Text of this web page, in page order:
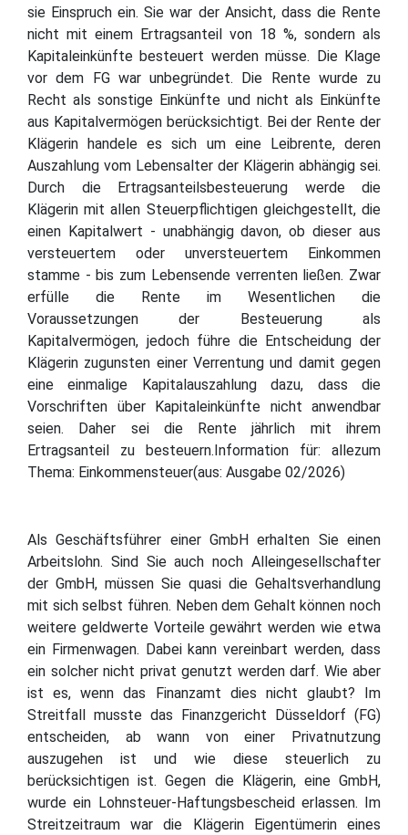
sie Einspruch ein. Sie war der Ansicht, dass die Rente
nicht mit einem Ertragsanteil von 18 %, sondern als
Kapitaleinkünfte besteuert werden müsse. Die Klage
vor dem FG war unbegründet. Die Rente wurde zu
Recht als sonstige Einkünfte und nicht als Einkünfte
aus Kapitalvermögen berücksichtigt. Bei der Rente der
Klägerin handele es sich um eine Leibrente, deren
Auszahlung vom Lebensalter der Klägerin abhängig sei.
Durch die Ertragsanteilsbesteuerung werde die
Klägerin mit allen Steuerpflichtigen gleichgestellt, die
einen Kapitalwert - unabhängig davon, ob dieser aus
versteuertem oder unversteuertem Einkommen
stamme - bis zum Lebensende verrenten ließen. Zwar
erfülle die Rente im Wesentlichen die
Voraussetzungen der Besteuerung als
Kapitalvermögen, jedoch führe die Entscheidung der
Klägerin zugunsten einer Verrentung und damit gegen
eine einmalige Kapitalauszahlung dazu, dass die
Vorschriften über Kapitaleinkünfte nicht anwendbar
seien. Daher sei die Rente jährlich mit ihrem
Ertragsanteil zu besteuern.Information für: allezum
Thema: Einkommensteuer(aus: Ausgabe 02/2026)
Als Geschäftsführer einer GmbH erhalten Sie einen
Arbeitslohn. Sind Sie auch noch Alleingesellschafter
der GmbH, müssen Sie quasi die Gehaltsverhandlung
mit sich selbst führen. Neben dem Gehalt können noch
weitere geldwerte Vorteile gewährt werden wie etwa
ein Firmenwagen. Dabei kann vereinbart werden, dass
ein solcher nicht privat genutzt werden darf. Wie aber
ist es, wenn das Finanzamt dies nicht glaubt? Im
Streitfall musste das Finanzgericht Düsseldorf (FG)
entscheiden, ab wann von einer Privatnutzung
auszugehen ist und wie diese steuerlich zu
berücksichtigen ist. Gegen die Klägerin, eine GmbH,
wurde ein Lohnsteuer-Haftungsbescheid erlassen. Im
Streitzeitraum war die Klägerin Eigentümerin eines